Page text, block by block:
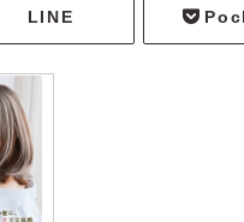
LINE